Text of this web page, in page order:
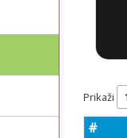
Prikaži
#